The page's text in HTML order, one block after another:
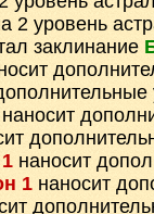
2 уровень
заклинание
наносит
наносит
1 наносит